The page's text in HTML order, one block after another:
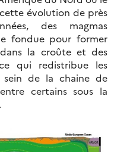
évolution de près
des magmas
fondue pour former
la croûte et des
qui redistribue les
sein de la chaine de
certains sous la